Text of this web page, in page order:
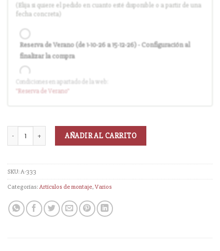
(Elija si quiere el pedido en cuanto esté disponible o a partir de una
fecha concreta)
Reserva de Verano (de 1-10-26 a 15-12-26) - Configuración al
finalizar la compra
Entrega en cuanto el pedido esté disponible (sin descuento)
Condiciones en apartado de la web:
"Reservade Verano"
AÑADIR AL CARRITO
SKU:A-333
Categorías:Artículos de montaje,Varios